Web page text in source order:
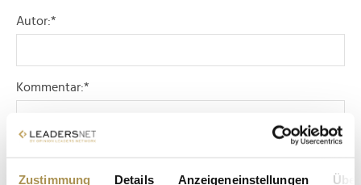
Zustimmung Details Anzeigeneinstellungen
Autor:*
Kommentar:*